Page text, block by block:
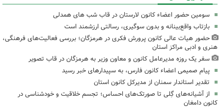
سومین حضور اعضاء کانون لارستان در قاب شب های همدلی
بازتاب واقع‌بینانه و بدون سوگیری، رسالتی ارزشمند است
حضور هیات عالی کانون پرورش فکری در هرمزگان؛ بررسی فعالیت‌های فرهنگی،
هنری و ادبی مراکز استان
سفر یک روزه مدیرعامل کانون و معاون وزیر به هرمزگان در قاب تصویر
پیام صمیمی اعضاء کانون فارس، به سپیدارهای خبر رسید
تقدیر استاندار سمنان از مدیرکل کانون استان
از آشیانه‌های گِلی تا صورتک‌های احساس؛ تجسم خلاقیت و خودشناسی در
کانون دامغان